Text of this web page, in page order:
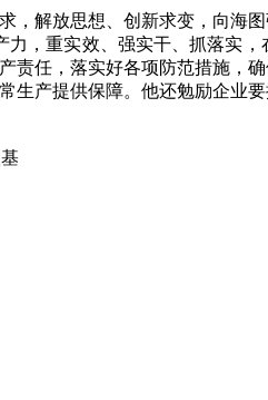
解放思想、创新求变，向海
，重实效、强实干、抓落实
责任，落实好各项防范措施
产提供保障。他还勉励企业